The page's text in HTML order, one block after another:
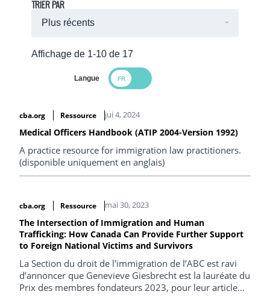
Affichage de 1-10 de 17
TRIER PAR
Langue
cba.org
Ressource jui 4, 2024
Medical Officers Handbook (ATIP 2004-Version 1992)
A practice resource for immigration law practitioners.
(disponible uniquement en anglais)
cba.org Ressource mai 30, 2023
The Intersection of Immigration and Human
Trafficking: How Canada Can Provide Further Support
to Foreign National Victims and Survivors
La Section du droit de l'immigration de l’ABC est ravi
d’annoncer que Genevieve Giesbrecht est la lauréate du
Prix des membres fondateurs 2023, pour leur article